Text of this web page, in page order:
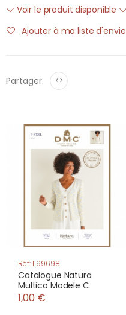
Voir le produit disponible
Ajouter à ma liste d'envie
Partager: <>
Réf: 1199698
Catalogue Natura
Multico Modele C
1,00 €